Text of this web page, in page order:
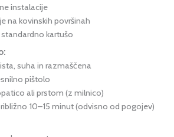
instalacije
na kovinskih površinah
kartušo
suha in razmaščena
pištolo
ali prstom (z milnico)
10–15 minut (odvisno od pogojev)